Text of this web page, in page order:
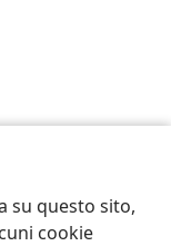
su questo sito,
cookie